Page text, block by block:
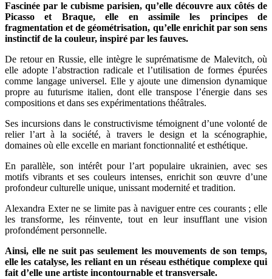
Fascinée par le cubisme parisien, qu’elle découvre aux côtés de
Picasso et Braque, elle en assimile les principes de
fragmentation et de géométrisation, qu’elle enrichit par son sens
instinctif de la couleur, inspiré par les fauves.
De retour en Russie, elle intègre le suprématisme de Malevitch, où
elle adopte l’abstraction radicale et l’utilisation de formes épurées
comme langage universel. Elle y ajoute une dimension dynamique
propre au futurisme italien, dont elle transpose l’énergie dans ses
compositions et dans ses expérimentations théâtrales.
Ses incursions dans le constructivisme témoignent d’une volonté de
relier l’art à la société, à travers le design et la scénographie,
domaines où elle excelle en mariant fonctionnalité et esthétique.
En parallèle, son intérêt pour l’art populaire ukrainien, avec ses
motifs vibrants et ses couleurs intenses, enrichit son œuvre d’une
profondeur culturelle unique, unissant modernité et tradition.
Alexandra Exter ne se limite pas à naviguer entre ces courants ; elle
les transforme, les réinvente, tout en leur insufflant une vision
profondément personnelle.
Ainsi, elle ne suit pas seulement les mouvements de son temps,
elle les catalyse, les reliant en un réseau esthétique complexe qui
fait d’elle une artiste incontournable et transversale.